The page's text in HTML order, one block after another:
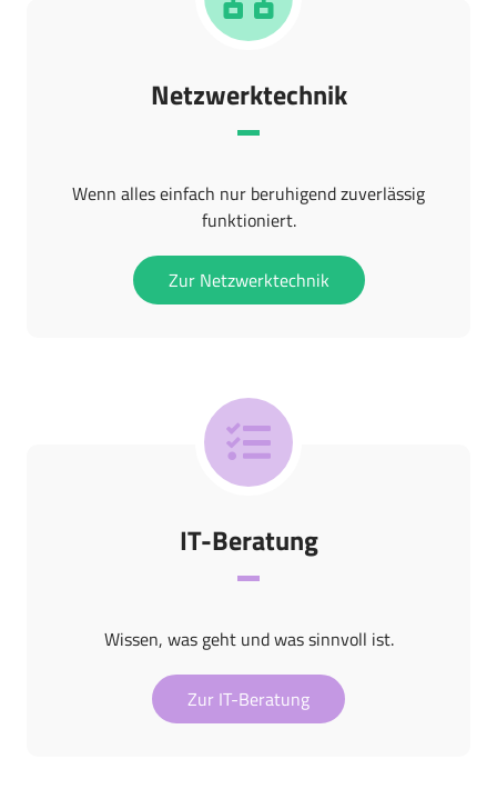
Netzwerktechnik
Wenn alles einfach nur beruhigend zuverlässig
funktioniert.
Zur Netzwerktechnik
IT-Beratung
Wissen, was geht und was sinnvoll ist.
Zur IT-Beratung